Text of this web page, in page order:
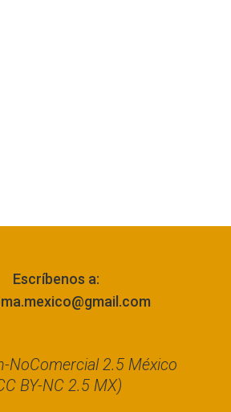
Escríbenos a:
NoComercial 2.5 México
BY-NC 2.5 MX)